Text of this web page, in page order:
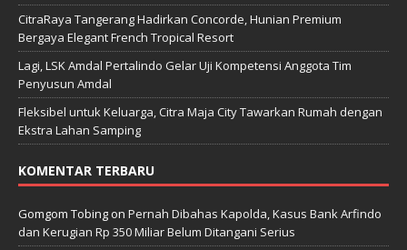
CitraRaya Tangerang Hadirkan Concorde, Hunian Premium
Bergaya Elegant French Tropical Resort
Lagi, LSK Amdal Pertalindo Gelar Uji Kompetensi Anggota Tim
Penyusun Amdal
Fleksibel untuk Keluarga, Citra Maja City Tawarkan Rumah dengan
Ekstra Lahan Samping
KOMENTAR TERBARU
Gomgom Tobing on Pernah Dibahas Kapolda, Kasus Bank Arfindo
dan Kerugian Rp 350 Miliar Belum Ditangani Serius